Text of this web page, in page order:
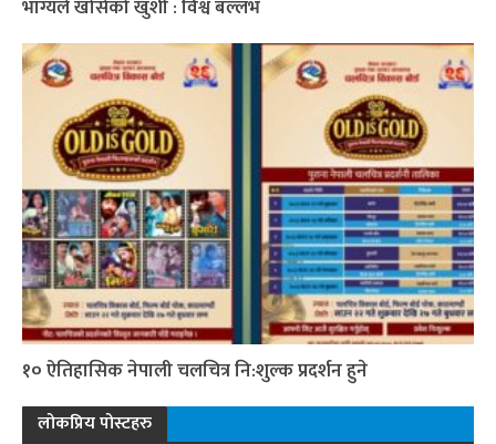
भाग्यले खोसेको खुशी : विश्व बल्लभ
१० ऐतिहासिक नेपाली चलचित्र नि:शुल्क प्रदर्शन हुने
लोकप्रिय पोस्टहरु